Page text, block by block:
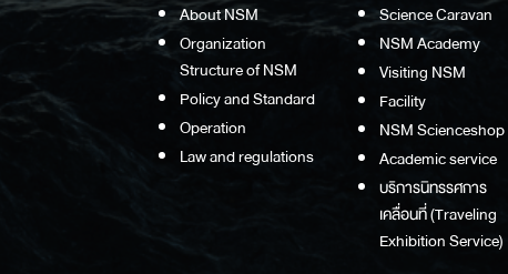
About NSM
Organization
Structure of NSM
Policy and Standard
Operation
Law and regulations
Science Caravan
NSM Academy
Visiting NSM
Facility
NSM Scienceshop
Academic service
บริการนิทรรศการ
เคลื่อนที่ (Traveling
Exhibition Service)